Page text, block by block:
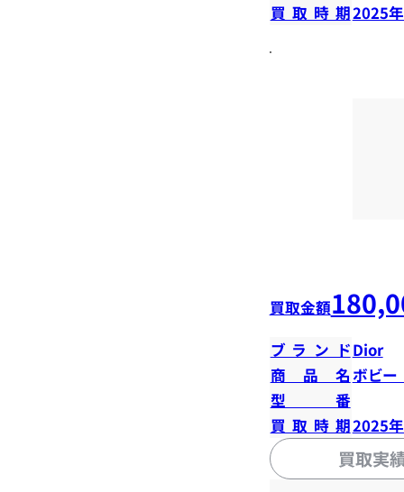
買取時期2025
買取金額
ブランドDior
商品名ボビー
型番
買取時期2025
買取実